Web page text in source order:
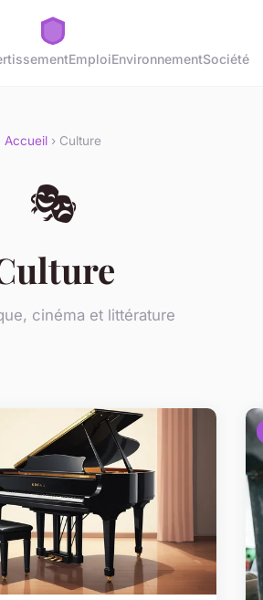
EmploiEnvironnementSociété
Accueil › Culture
🎭
cinéma et littérature